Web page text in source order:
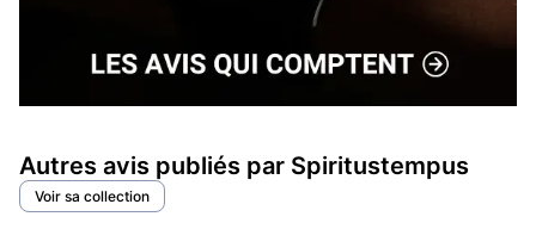
Autres avis publiés par Spiritustempus
Voir sa collection